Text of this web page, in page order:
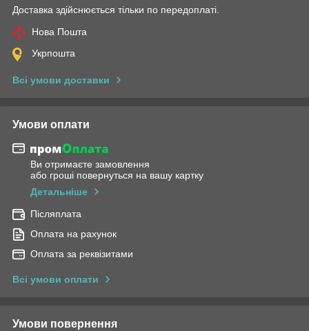
Доставка здійснюється тільки по передоплаті.
Нова Пошта
Укрпошта
Всі умови доставки
Умови оплати
Ви отримаєте замовлення
або гроші повернуться на вашу картку
Детальніше
Післяплата
Оплата на рахунок
Оплата за реквізитами
Всі умови оплати
Умови повернення